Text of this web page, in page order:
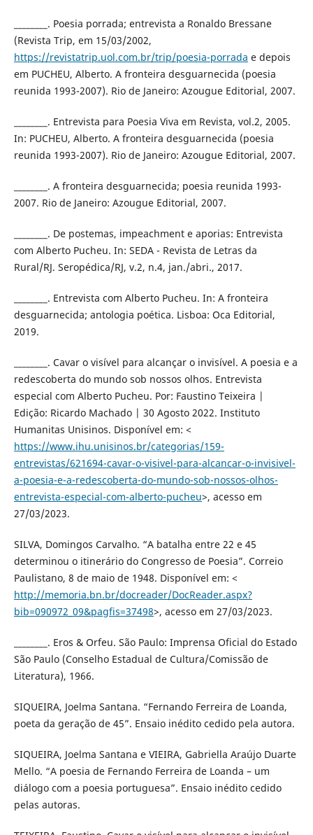
________. Poesia porrada; entrevista a Ronaldo Bressane
(Revista Trip, em 15/03/2002,
https://revistatrip.uol.com.br/trip/poesia-porrada e depois
em PUCHEU, Alberto. A fronteira desguarnecida (poesia
reunida 1993-2007). Rio de Janeiro: Azougue Editorial, 2007.
________. Entrevista para Poesia Viva em Revista, vol.2, 2005.
In: PUCHEU, Alberto. A fronteira desguarnecida (poesia
reunida 1993-2007). Rio de Janeiro: Azougue Editorial, 2007.
________. A fronteira desguarnecida; poesia reunida 1993-
2007. Rio de Janeiro: Azougue Editorial, 2007.
________. De postemas, impeachment e aporias: Entrevista
com Alberto Pucheu. In: SEDA - Revista de Letras da
Rural/RJ. Seropédica/RJ, v.2, n.4, jan./abri., 2017.
________. Entrevista com Alberto Pucheu. In: A fronteira
desguarnecida; antologia poética. Lisboa: Oca Editorial,
2019.
________. Cavar o visível para alcançar o invisível. A poesia e a
redescoberta do mundo sob nossos olhos. Entrevista
especial com Alberto Pucheu. Por: Faustino Teixeira |
Edição: Ricardo Machado | 30 Agosto 2022. Instituto
Humanitas Unisinos. Disponível em: <
https://www.ihu.unisinos.br/categorias/159-
entrevistas/621694-cavar-o-visivel-para-alcancar-o-invisivel-
a-poesia-e-a-redescoberta-do-mundo-sob-nossos-olhos-
entrevista-especial-com-alberto-pucheu>, acesso em
27/03/2023.
SILVA, Domingos Carvalho. “A batalha entre 22 e 45
determinou o itinerário do Congresso de Poesia”. Correio
Paulistano, 8 de maio de 1948. Disponível em: <
http://memoria.bn.br/docreader/DocReader.aspx?
bib=090972_09&pagfis=37498>, acesso em 27/03/2023.
________. Eros & Orfeu. São Paulo: Imprensa Oficial do Estado
São Paulo (Conselho Estadual de Cultura/Comissão de
Literatura), 1966.
SIQUEIRA, Joelma Santana. “Fernando Ferreira de Loanda,
poeta da geração de 45”. Ensaio inédito cedido pela autora.
SIQUEIRA, Joelma Santana e VIEIRA, Gabriella Araújo Duarte
Mello. “A poesia de Fernando Ferreira de Loanda – um
diálogo com a poesia portuguesa”. Ensaio inédito cedido
pelas autoras.